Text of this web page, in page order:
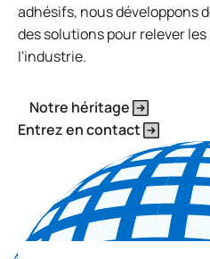
adhésifs, nous développons
des solutions pour relever
l'industrie.
Notre héritage
Entrez en contact